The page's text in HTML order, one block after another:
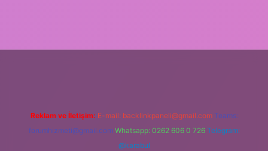
Reklam ve İletişim: E-mail: backlinkpaneli@gmail.com Teams:
forumhizmeti@gmail.com Whatsapp: 0262 606 0 726 Telegram:
@karabul